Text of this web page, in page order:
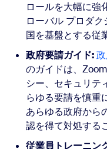
ロールを大幅に強
ローバル プロダ
国を基盤とする従
政府要請ガイド:
のガイドは、
シー、セキュリテ
らゆる要請を慎重
あらゆる政府から
認を得て対処する
従業員トレーニン